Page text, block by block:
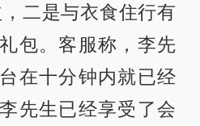
二是与衣食住行有
包。客服称，李先
在十分钟内就已经
先生已经享受了会